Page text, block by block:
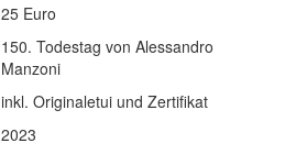
25 Euro
150. Todestag von Alessandro
Manzoni
inkl. Originaletui und Zertifikat
2023